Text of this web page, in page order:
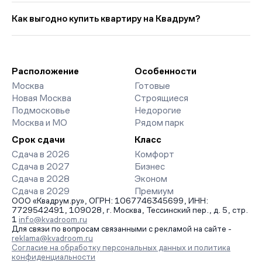
эконом- до премиум-класса. На страницах ЖК доступны
отзывы жильцов о качестве строительства, интерактивный
генплан корпусов, сроки сдачи, особенности
Как выгодно купить квартиру на Квадрум?
организует просмотр и поможет одобрить ипотеку по
минимальной ставке. Чтобы зафиксировать цену, оставьте
заявку на обратный звонок.
Расположение
Москва
Новая Москва
Подмосковье
Москва и МО
Особенности
Готовые
Строящиеся
Недорогие
Рядом парк
Срок сдачи
Сдача в 2026
Сдача в 2027
Сдача в 2028
Сдача в 2029
Класс
Комфорт
Бизнес
Эконом
Премиум
ООО «Квадрум.ру», ОГРН: 1067746345699, ИНН:
7729542491, 109028, г. Москва, Тессинский пер., д. 5, стр.
1 info@kvadroom.ru
Для связи по вопросам связанными с рекламой на сайте -
reklama@kvadroom.ru
Согласие на обработку персональных данных и политика
конфиденциальности